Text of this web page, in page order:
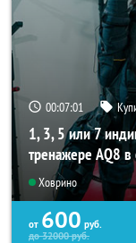
00:06:58
1, 3, 5 или 7
тренажере AQ8 в
Ховрино
от 600 руб.
до32000руб.